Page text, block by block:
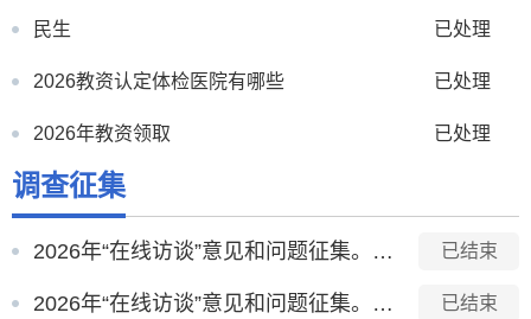
民生 已处理
2026教资认定体检医院有哪些 已处理
2026年教资领取 已处理
谢家集区退役军人局电话是多少？
关于鸿鑫社区辖区范围的提问 已处理
调查征集
2026年“在线访谈”意见和问题征集。【2026-7-13至2026-7-16】 已结束
2026年“在线访谈”意见和问题征集。【2026-4-17至2026-4-20】 已结束